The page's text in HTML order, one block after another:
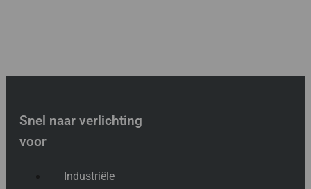
Snel naar verlichting
voor
Industriële